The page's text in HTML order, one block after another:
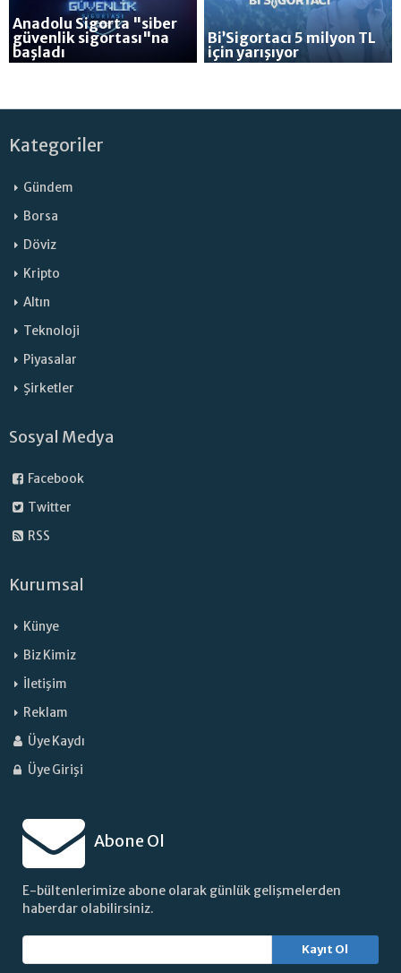
Anadolu Sigorta "siber
güvenlik sigortası"na
başladı
Bi’Sigortacı 5 milyon TL
için yarışıyor
Kategoriler
Gündem
Borsa
Döviz
Kripto
Altın
Teknoloji
Piyasalar
Şirketler
Sosyal Medya
Facebook
Twitter
RSS
Kurumsal
Künye
Biz Kimiz
İletişim
Reklam
Üye Kaydı
Üye Girişi
Abone Ol
E-bültenlerimize abone olarak günlük gelişmelerden
haberdar olabilirsiniz.
Kayıt Ol